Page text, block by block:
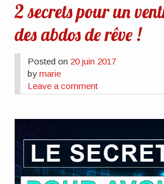
2 secrets pour un
des abdos de rêve !
Posted on 20 juin 2017
bymarie
Leave a comment